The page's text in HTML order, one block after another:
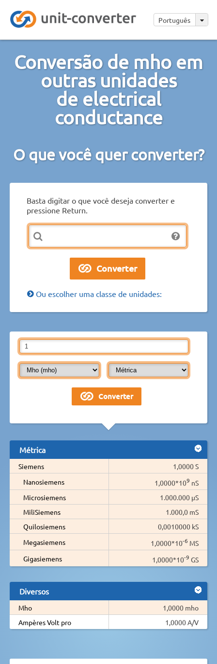
Português
Conversão de mho em
outras unidades
de electrical
conductance
O que você quer converter?
Basta digitar o que você deseja converter e
pressione Return.
Ou escolher uma classe de unidades:
Métrica
Siemens
1,0000 S
Nanosiemens
1,0000*109 nS
Microsiemens
1.000.000 µS
MiliSiemens
1.000,0 mS
Quilosiemens
0,0010000 kS
Megasiemens
1,0000*10-6 MS
Gigasiemens
1,0000*10-9 GS
Diversos
Mho
1,0000 mho
Ampères Volt pro
1,0000 A/V